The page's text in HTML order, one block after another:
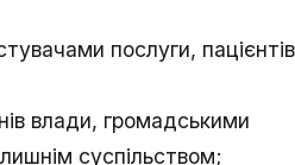
послуги, пацієнтів
влади, громадськими
суспільством;